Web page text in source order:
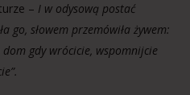
– I w odysową postać
go, słowem przemówiła żywem:
dom gdy wrócicie, wspomnijcie